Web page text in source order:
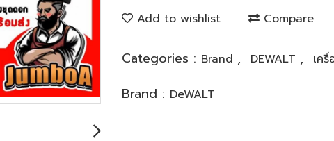
Add to wishlist Compare
Categories : Brand , DEWALT , เค
Brand : DeWALT